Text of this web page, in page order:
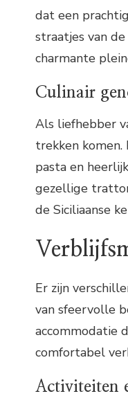
dat een
straatjes van
charmante
Culinair
Als liefhebber
trekken komen.
pasta en
gezellige
de Siciliaanse
Er zijn
van sfeervolle
accommodatie
comfortabel
Activiteiten